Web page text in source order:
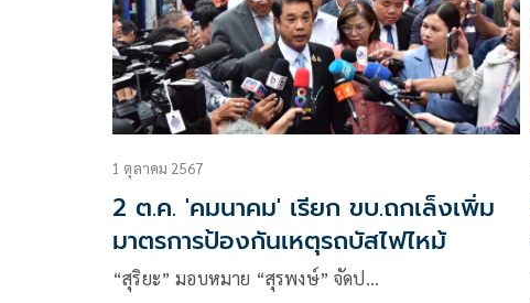
1 ตุลาคม 2567
2 ต.ค. 'คมนาคม' เรียก ขบ.ถกเล็งเพิ่ม
มาตรการป้องกันเหตุรถบัสไฟไหม้
“สุริยะ” มอบหมาย “สุรพงษ์” จัดป…